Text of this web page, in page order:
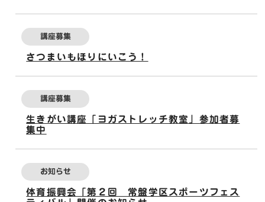
講座募集
さつまいもほりにいこう！
講座募集
生きがい講座「ヨガストレッチ教室」参加者募
集中
お知らせ
体育振興会「第２回 常盤学区スポーツフェス